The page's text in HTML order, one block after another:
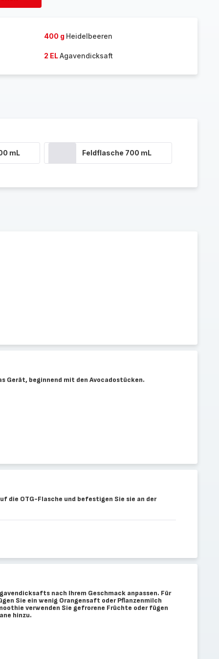
400 g Heidelbeeren
2 ELAgavendicksaft
mL Feldflasche 700 mL
Gerät, beginnend mit den Avocadostücken.
die OTG-Flasche und befestigen Sie sie an der
nach Ihrem Geschmack anpassen. Für
Sie ein wenig Orangensaft oder Pflanzenmilch
verwenden Sie gefrorene Früchte oder fügen
hinzu.